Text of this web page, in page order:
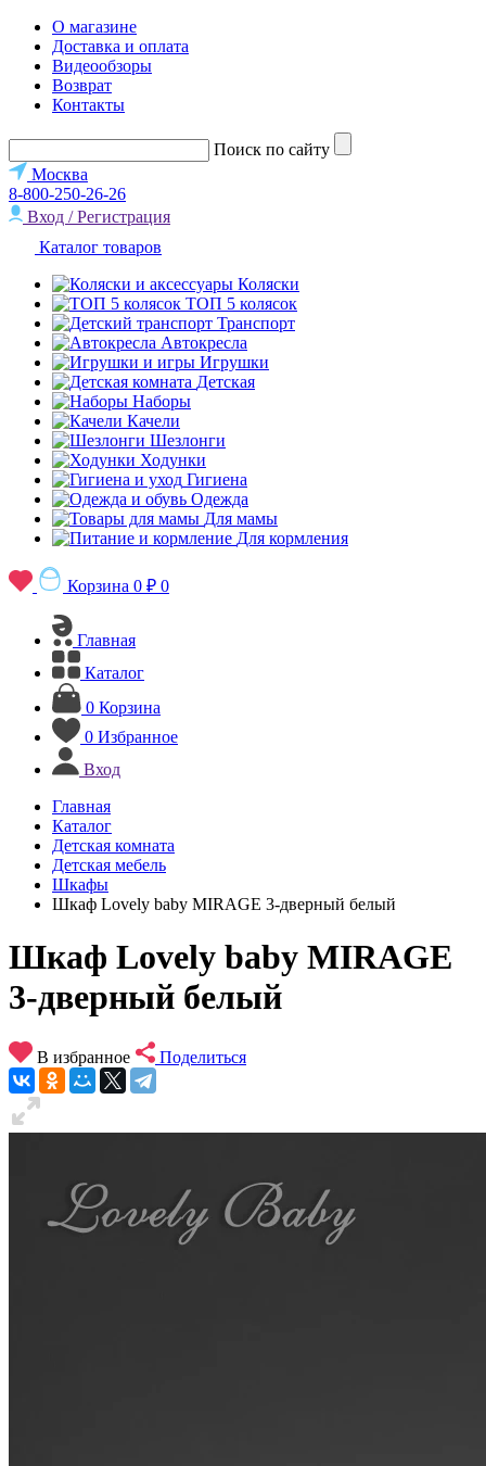
О магазине
Доставка и оплата
Видеообзоры
Возврат
Контакты
Поиск по сайту
Москва
8-800-250-26-26
Вход / Регистрация
Каталог товаров
Коляски
ТОП 5 колясок
Транспорт
Автокресла
Игрушки
Детская
Наборы
Качели
Шезлонги
Ходунки
Гигиена
Одежда
Для мамы
Для кормления
Корзина 0 ₽ 0
Главная
Каталог
0 Корзина
0 Избранное
Вход
Главная
Каталог
Детская комната
Детская мебель
Шкафы
Шкаф Lovely baby MIRAGE 3-дверный белый
Шкаф Lovely baby MIRAGE
3-дверный белый
В избранное Поделиться